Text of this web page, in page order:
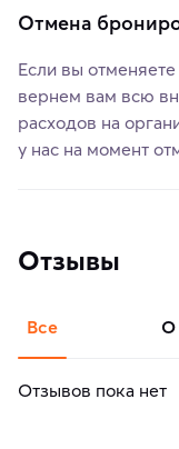
Отмена
Если вы
вернем вам всю
расходов на
у нас на момент
Отзывы
Все
Отзывов пока нет